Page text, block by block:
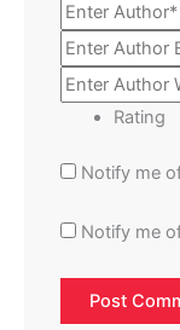
Rating
Notify me
Notify me